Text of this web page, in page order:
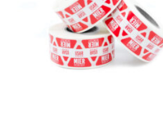
ADD TO CART